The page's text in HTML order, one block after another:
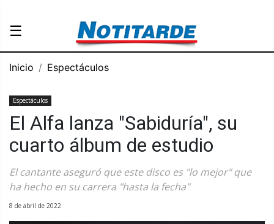
☰
Inicio Espectáculos
Espectáculos
El Alfa lanza "Sabiduría", su
cuarto álbum de estudio
El cantante aseguró que este disco es "lo mejor" que
ha hecho en su carrera "hasta la fecha"
8 de abril de 2022